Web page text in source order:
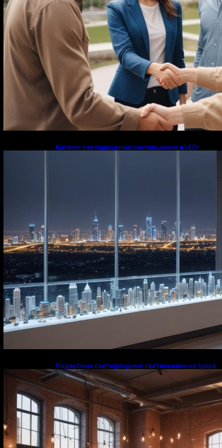
Каталог светодиодных светильников и LED-
Подвесные светодиодные светильники на тросе